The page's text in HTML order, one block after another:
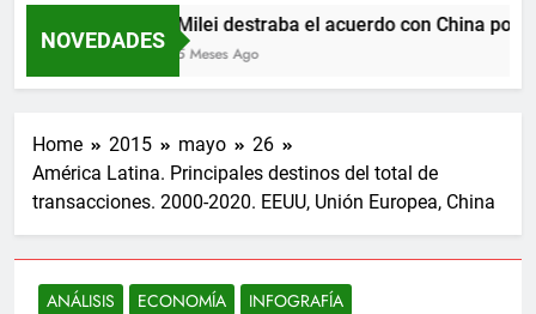
NOVEDADES
Milei destraba el acuerdo con China por
5 Meses Ago
Home 2015 mayo
26
América Latina. Principales destinos del total de
transacciones. 2000-2020. EEUU, Unión Europea, China
ANÁLISIS ECONOMÍA INFOGRAFÍA